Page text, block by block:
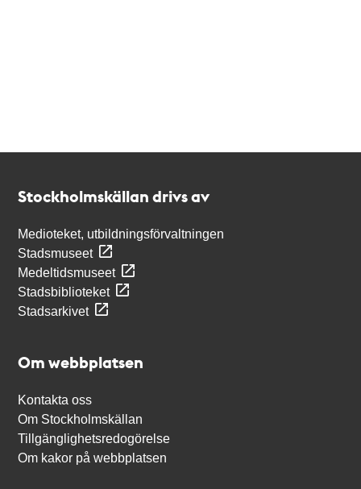
Stockholmskällan drivs av
Medioteket, utbildningsförvaltningen
Stadsmuseet
Medeltidsmuseet
Stadsbiblioteket
Stadsarkivet
Om webbplatsen
Kontakta oss
Om Stockholmskällan
Tillgänglighetsredogörelse
Om kakor på webbplatsen